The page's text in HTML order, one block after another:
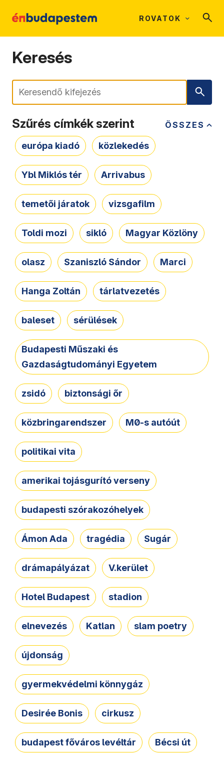
ROVATOK
Keresés
Keresés
ÖSSZES
Szűrés címkék szerint
európa kiadó közlekedés
Ybl Miklós tér Arrivabus
temetői járatok vizsgafilm
Toldi mozi sikló Magyar Közlöny
olasz Szaniszló Sándor Marci
Hanga Zoltán tárlatvezetés
baleset sérülések
Budapesti Műszaki és
Gazdaságtudományi Egyetem
zsidó biztonsági őr
közbringarendszer M0-s autóút
politikai vita
amerikai tojásgurító verseny
budapesti szórakozóhelyek
Ámon Ada tragédia Sugár
drámapályázat V.kerület
Hotel Budapest stadion
elnevezés Katlan slam poetry
újdonság
gyermekvédelmi könnygáz
Desirée Bonis cirkusz
budapest főváros levéltár Bécsi út